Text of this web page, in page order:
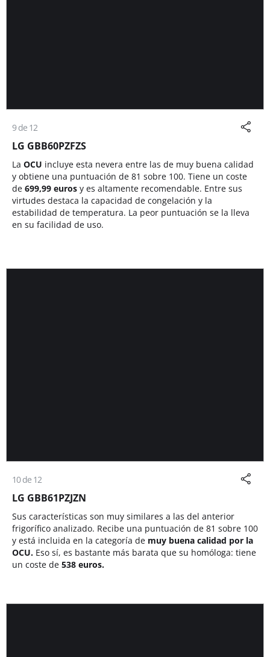
9 de 12
LG GBB60PZFZS
La OCU incluye esta nevera entre las de muy buena calidad
y obtiene una puntuación de 81 sobre 100. Tiene un coste
de 699,99 euros y es altamente recomendable. Entre sus
virtudes destaca la capacidad de congelación y la
estabilidad de temperatura. La peor puntuación se la lleva
en su facilidad de uso.
10 de 12
LG GBB61PZJZN
Sus características son muy similares a las del anterior
frigorífico analizado. Recibe una puntuación de 81 sobre 100
y está incluida en la categoría de muy buena calidad por la
OCU. Eso sí, es bastante más barata que su homóloga: tiene
un coste de 538 euros.